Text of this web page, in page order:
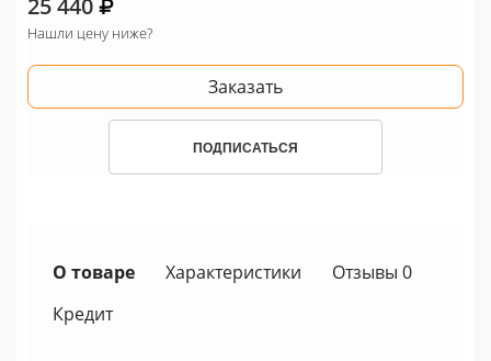
25 440
Нашли цену ниже?
Заказать
ПОДПИСАТЬСЯ
О товаре Характеристики
Отзывы 0
Кредит